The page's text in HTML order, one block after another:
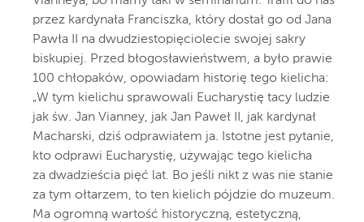
przez kardynała Franciszka, który dostał go od Jana
Pawła II na dwudziestopięciolecie swojej sakry
biskupiej. Przed błogosławieństwem, a było prawie
100 chłopaków, opowiadam historię tego kielicha:
„W tym kielichu sprawowali Eucharystię tacy ludzie
jak św. Jan Vianney, jak Jan Paweł II, jak kardynał
Macharski, dziś odprawiałem ja. Istotne jest pytanie,
kto odprawi Eucharystię, używając tego kielicha
za dwadzieścia pięć lat. Bo jeśli nikt z was nie stanie
za tym ołtarzem, to ten kielich pójdzie do muzeum.
Ma ogromną wartość historyczną, estetyczną,